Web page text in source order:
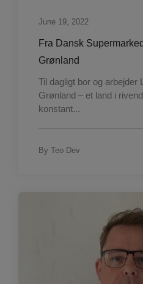
June 19, 2022
Fra Dansk
Grønland
Til dagligt bor og arbejder
Grønland – et land i
konstant...
By Teo Dev